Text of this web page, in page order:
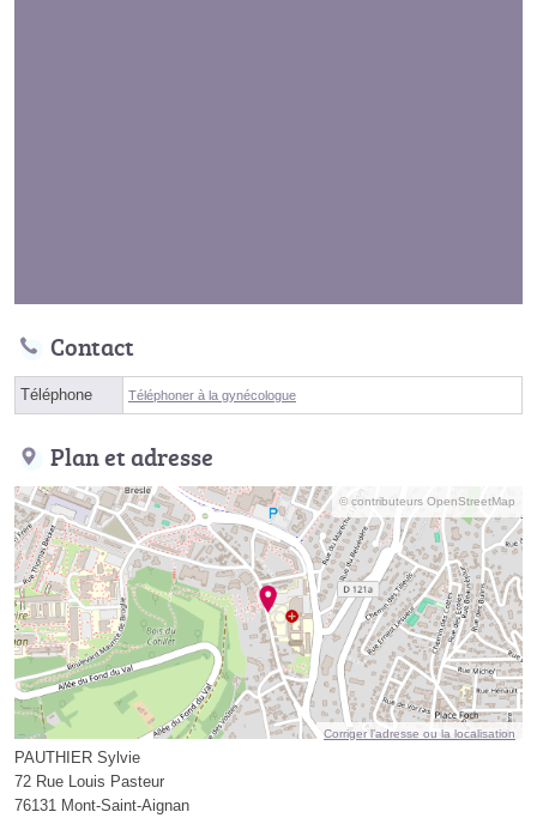
Contact
Téléphone Téléphoner à la gynécologue
Plan et adresse
© contributeurs OpenStreetMap
Corriger l’adresse ou la localisation
PAUTHIER Sylvie
72 Rue Louis Pasteur
76131 Mont-Saint-Aignan